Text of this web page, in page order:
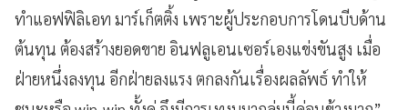
ทำแอฟฟิลิเอท มาร์เก็ตติ้ง เพราะผู้ประกอบการโดนบีบด้าน
ต้นทุน ต้องสร้างยอดขาย อินฟลูเอนเซอร์เองแข่งขันสูง เมื่อ
ฝ่ายหนึ่งลงทุน อีกฝ่ายลงแรง ตกลงกันเรื่องผลลัพธ์ ทำให้